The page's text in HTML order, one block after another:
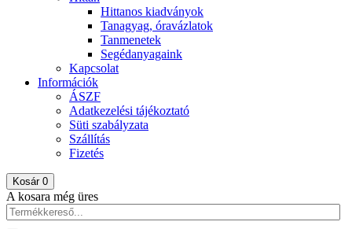
Hittanos kiadványok
Tanagyag, óravázlatok
Tanmenetek
Segédanyagaink
Kapcsolat
Információk
ÁSZF
Adatkezelési tájékoztató
Süti szabályzata
Szállítás
Fizetés
Kosár 0
A kosara még üres